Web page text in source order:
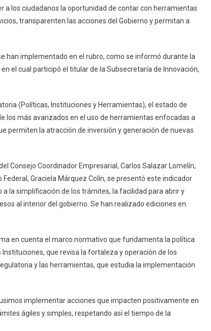
los ciudadanos la oportunidad de contar con herramientas
transparenten las acciones del Gobierno y permitan a
han implementado en el rubro, como se informó durante la
el cual participó el titular de la Subsecretaría de Innovación,
(Políticas, Instituciones y Herramientas), el estado de
los más avanzados en el uso de herramientas enfocadas a
permiten la atracción de inversión y generación de nuevas
Consejo Coordinador Empresarial, Carlos Salazar Lomelín,
Graciela Márquez Colín, se presentó este indicador
la simplificación de los trámites, la facilidad para abrir y
al interior del gobierno. Se han realizado ediciones en
en cuenta el marco normativo que fundamenta la política
que revisa la fortaleza y operación de los
y las herramientas, que estudia la implementación
implementar acciones que impacten positivamente en
ágiles y simples, respetando así el tiempo de la